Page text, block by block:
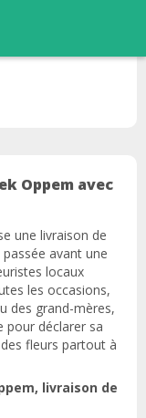
Oppem avec
une livraison de
avant une
locaux
les occasions,
des grand-mères,
pour déclarer sa
fleurs partout à
livraison de